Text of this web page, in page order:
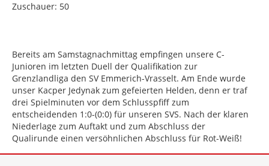
Zuschauer: 50
Bereits am Samstagnachmittag empfingen unsere C-
Junioren im letzten Duell der Qualifikation zur
Grenzlandliga den SV Emmerich-Vrasselt. Am Ende wurde
unser Kacper Jedynak zum gefeierten Helden, denn er traf
drei Spielminuten vor dem Schlusspfiff zum
entscheidenden 1:0-(0:0) für unseren SVS. Nach der klaren
Niederlage zum Auftakt und zum Abschluss der
Qualirunde einen versöhnlichen Abschluss für Rot-Weiß!